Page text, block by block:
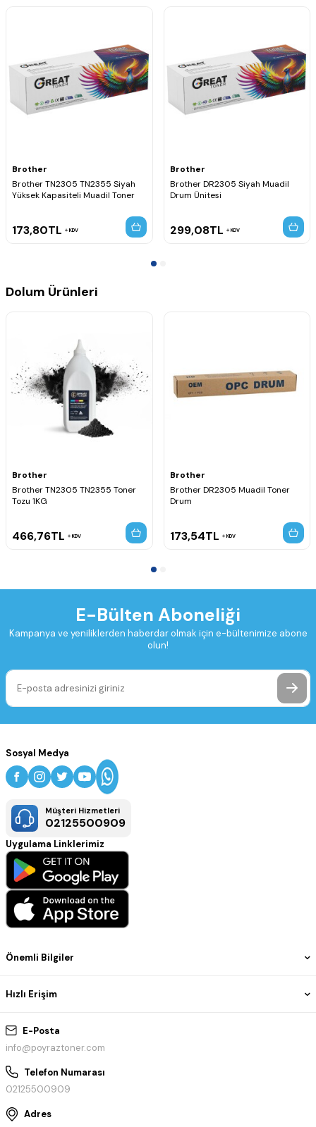
Brother
Brother TN2305 TN2355 Siyah
Yüksek Kapasiteli Muadil Toner
173,80TL KDV
Brother
Brother DR2305 Siyah Muadil
Drum Ünitesi
299,08TL KDV
Dolum Ürünleri
Brother
Brother TN2305 TN2355 Toner
Tozu 1KG
466,76TL KDV
Brother
Brother DR2305 Muadil Toner
Drum
173,54TL KDV
E-Bülten Aboneliği
Kampanya ve yeniliklerden haberdar olmak için e-bültenimize abone
olun!
E-Posta
info@poyraztoner.com
Telefon Numarası
02125500909
Adres
Önemli Bilgiler
Hızlı Erişim
Sosyal Medya
Müşteri Hizmetleri
02125500909
Uygulama Linklerimiz